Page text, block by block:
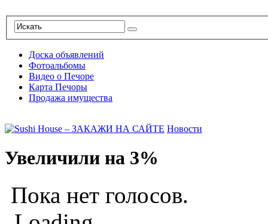
Доска объявлений
Фотоальбомы
Видео о Печоре
Карта Печоры
Продажа имущества
Новости
Увеличили на 3%
Пока нет голосов.